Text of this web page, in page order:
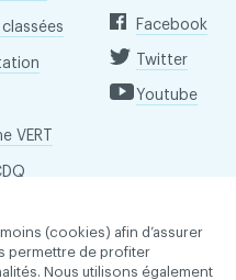
VERT
Facebook
Twitter
Youtube
(cookies) afin d’assurer
permettre de profiter
Nous utilisons également